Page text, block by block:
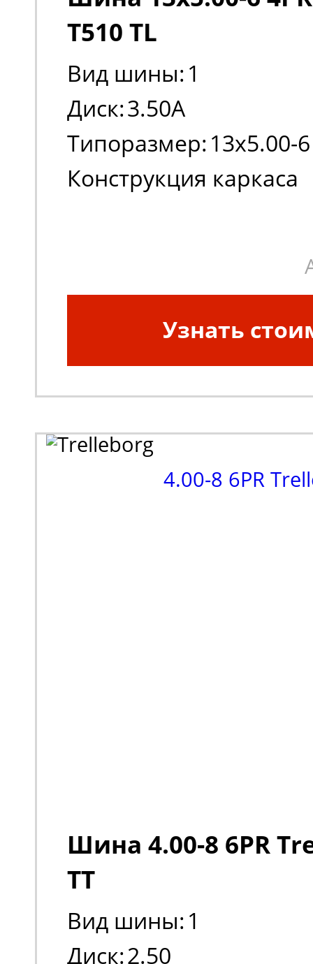
T510 TL
Вид шины: 1
Диск:3.50A
Типоразмер: 13x5.00-6
Конструкция каркаса
Узнать
Шина 4.00-8 6PR
TT
Вид шины: 1
Диск:2.50